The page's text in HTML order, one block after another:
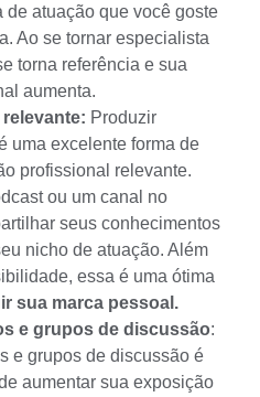
de atuação que você goste
Ao se tornar especialista
torna referência e sua
aumenta.
Produzir
uma excelente forma de
profissional relevante.
ou um canal no
seus conhecimentos
nicho de atuação. Além
essa é uma ótima
sua marca pessoal.
e grupos de discussão:
e grupos de discussão é
aumentar sua exposição